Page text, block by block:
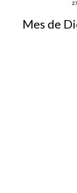
Mes de